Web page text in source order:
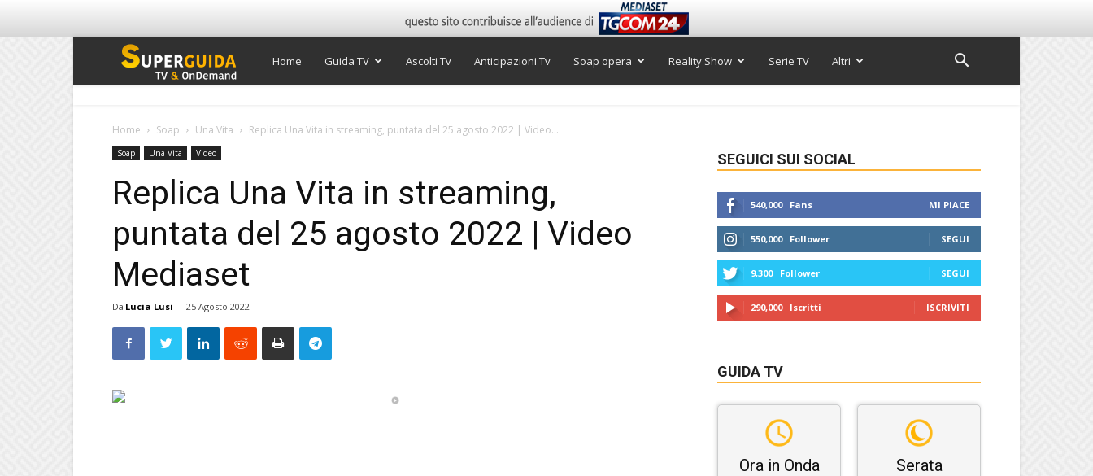
Super
Home Guida TV Ascolti Tv Anticipazioni Tv Soap opera Reality Show Serie TV Altri
Home Soap Una Vita Replica Una Vita in streaming, puntata del 25 agosto 2022 | Video...
Soap Una Vita Video
Replica Una Vita in streaming,
puntata del 25 agosto 2022 | Video
Mediaset
Da Lucia Lusi - 25 Agosto 2022
SEGUICI SUI SOCIAL
540,000 Fans MI PIACE
550,000 Follower SEGUI
9,300 Follower SEGUI
290,000 Iscritti ISCRIVITI
GUIDA TV
Ora in Onda Serata